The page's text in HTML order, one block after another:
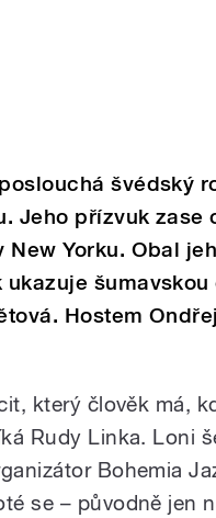
švédský
Jeho přízvuk zase
New Yorku. Obal
Hostem
který člověk má,
Rudy Linka. Loni
Bohemia
se – původně jen